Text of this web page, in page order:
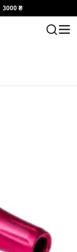
3000 ₴